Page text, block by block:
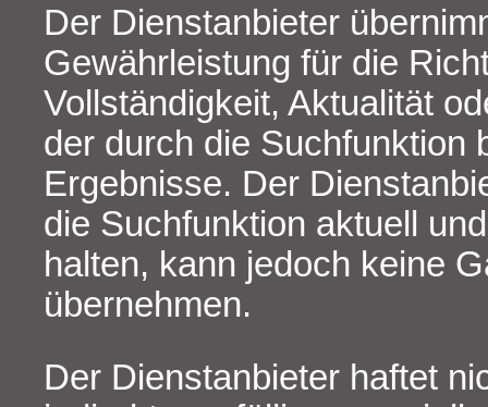
Der Dienstanbieter
Gewährleistung für die
Vollständigkeit, Aktualität
der durch die Suchfunktion
Ergebnisse. Der
die Suchfunktion aktuell
halten, kann jedoch keine
übernehmen.
Der Dienstanbieter haftet